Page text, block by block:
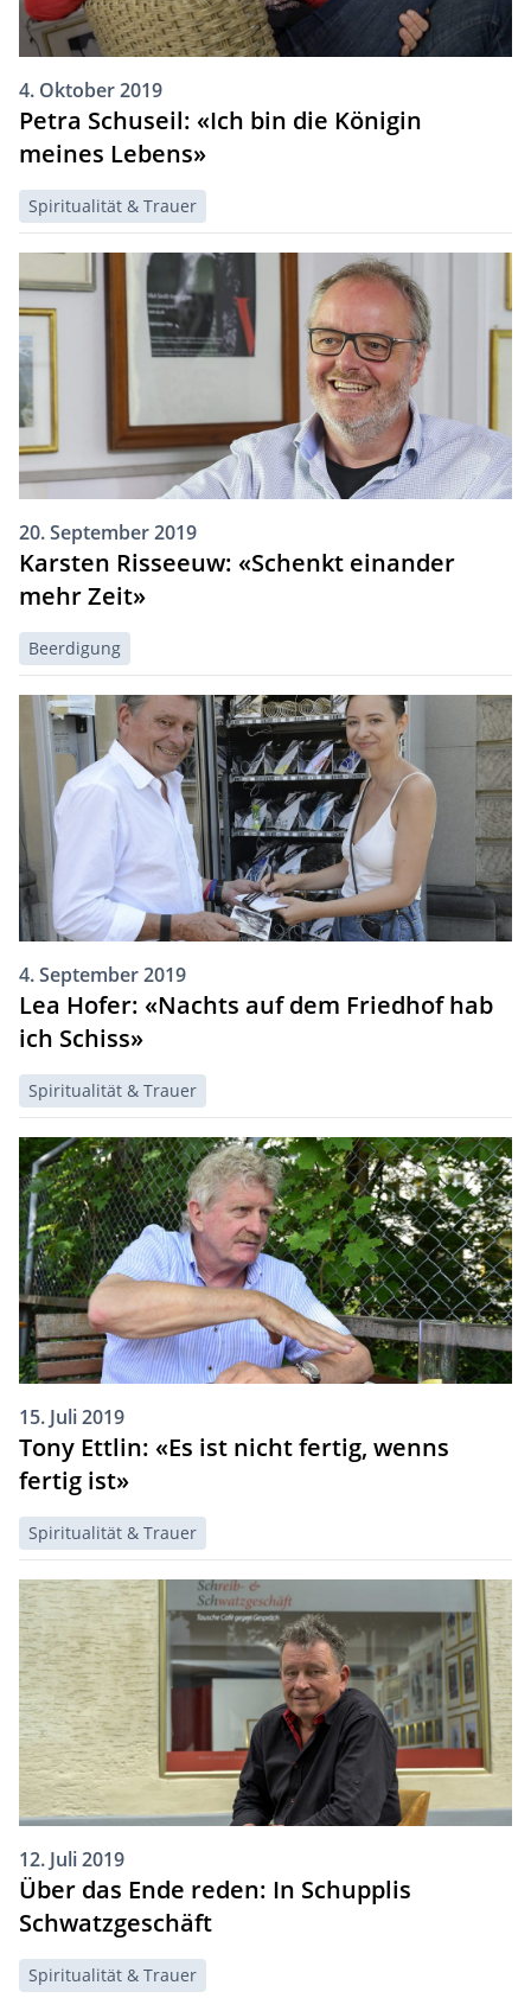
4. Oktober 2019
Petra Schuseil: «Ich bin die Königin
meines Lebens»
Spiritualität & Trauer
20. September 2019
Karsten Risseeuw: «Schenkt einander
mehr Zeit»
Beerdigung
4. September 2019
Lea Hofer: «Nachts auf dem Friedhof hab
ich Schiss»
Spiritualität & Trauer
15. Juli 2019
Tony Ettlin: «Es ist nicht fertig, wenns
fertig ist»
Spiritualität & Trauer
12. Juli 2019
Über das Ende reden: In Schupplis
Schwatzgeschäft
Spiritualität & Trauer